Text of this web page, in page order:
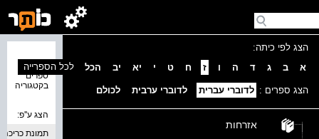
הצג לפי כיתה:
א
ב ג ד ה ו ז ח ט י יא יב הכל
הצג ספרים : לדוברי עברית לדוברי ערבית לכולם
אזרחות
ספרים
בקטגוריה
לכל הספרייה
הצג ע''פ:
תמונת כריכה